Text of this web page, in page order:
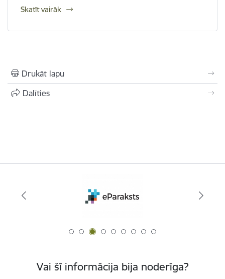
Skatīt vairāk
Drukāt lapu
Dalīties
Vai šī informācija bija noderīga?